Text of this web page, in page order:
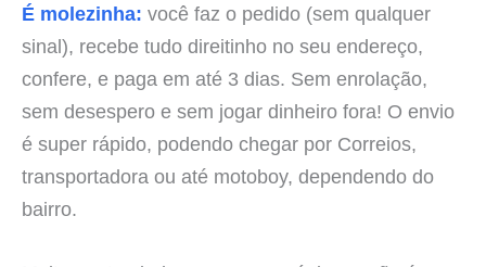
É molezinha: você faz o pedido (sem qualquer
sinal), recebe tudo direitinho no seu endereço,
confere, e paga em até 3 dias. Sem enrolação,
sem desespero e sem jogar dinheiro fora! O envio
é super rápido, podendo chegar por Correios,
transportadora ou até motoboy, dependendo do
bairro.